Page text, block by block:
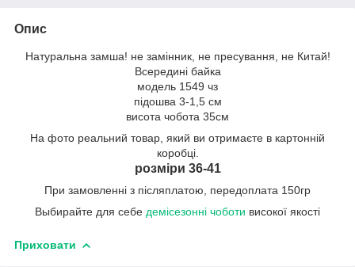
Опис
Натуральна замша! не замінник, не пресування, не Китай!
Всередині байка
модель 1549 чз
підошва 3-1,5 см
висота чобота 35см
На фото реальний товар, який ви отримаєте в картонній
коробці.
розміри 36-41
При замовленні з післяплатою, передоплата 150гр
Выбирайте для себе демісезонні чоботи високої якості
Приховати